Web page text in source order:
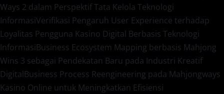
Ways 2 dalam Perspektif Tata Kelola Teknologi
InformasiVerifikasi Pengaruh User Experience terhadap
Loyalitas Pengguna Kasino Digital Berbasis Teknologi
InformasiBusiness Ecosystem Mapping berbasis Mahjong
Wins 3 sebagai Pendekatan Baru pada Industri Kreatif
DigitalBusiness Process Reengineering pada Mahjongways
Kasino Online untuk Meningkatkan Efisiensi